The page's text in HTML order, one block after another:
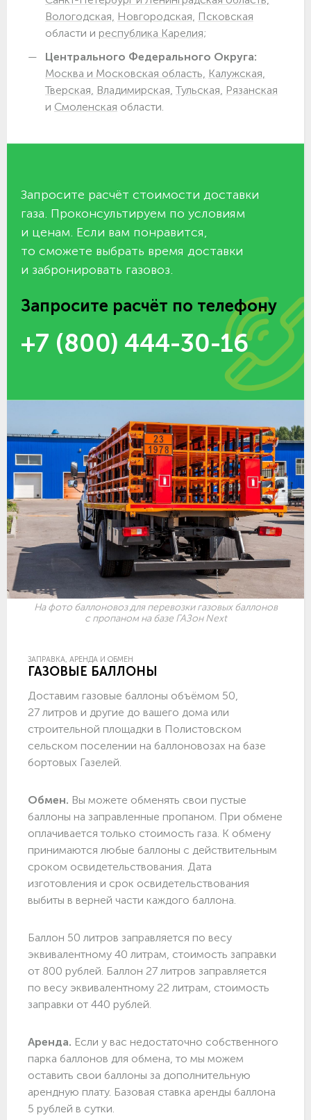
Вологодская, Новгородская, Псковская
области и республика Карелия;
Центрального Федерального Округа:
Москва и Московская область, Калужская,
Тверская, Владимирская, Тульская, Рязанская
и Смоленская области.
Запросите расчёт стоимости доставки
газа. Проконсультируем по условиям
и ценам. Если вам понравится,
то сможете выбрать время доставки
и забронировать газовоз.
Запросите расчёт по телефону
+7 (800) 444-30-16
На фото баллоновоз для перевозки газовых баллонов
с пропаном на базе ГАЗон Next
ЗАПРАВКА, АРЕНДА И ОБМЕН
ГАЗОВЫЕ БАЛЛОНЫ
Доставим газовые баллоны объёмом 50,
27 литров и другие до вашего дома или
строительной площадки в Полистовском
сельском поселении на баллоновозах на базе
бортовых Газелей.
Обмен. Вы можете обменять свои пустые
баллоны на заправленные пропаном. При обмене
оплачивается только стоимость газа. К обмену
принимаются любые баллоны с действительным
сроком освидетельствования. Дата
изготовления и срок освидетельствования
выбиты в верней части каждого баллона.
Баллон 50 литров заправляется по весу
эквивалентному 40 литрам, стоимость заправки
от 800 рублей. Баллон 27 литров заправляется
по весу эквивалентному 22 литрам, стоимость
заправки от 440 рублей.
Аренда. Если у вас недостаточно собственного
парка баллонов для обмена, то мы можем
оставить свои баллоны за дополнительную
арендную плату. Базовая ставка аренды баллона
5 рублей в сутки.